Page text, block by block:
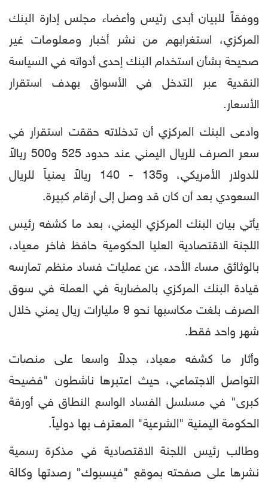
ووفقاً للبيان أبدى رئيس وأعضاء مجلس إدارة البنك
المركزي، استغرابهم من نشر أخبار ومعلومات غير
صحيحة بشأن استخدام البنك إحدى أدواته في السياسة
النقدية عبر التدخل في الأسواق بهدف استقرار
الأسعار.
وادعى البنك المركزي أن تدخلاته حققت استقرار في
سعر الصرف للريال اليمني عند حدود 525 و500 ريالاً
للدولار الأمريكي، و135 - 140 ريالاً يمنياً للريال
السعودي بعد أن كان قد وصل إلى أرقام كبيرة.
يأتي بيان البنك المركزي اليمني، بعد ما كشفه رئيس
اللجنة الاقتصادية العليا الحكومية حافظ فاخر معياد،
بالوثائق مساء الأحد، عن عمليات فساد منظم تمارسه
قيادة البنك المركزي بالمضاربة في العملة في سوق
الصرف بلغت مكاسبها نحو 9 مليارات ريال يمني خلال
شهر واحد فقط.
وأثار ما كشفه معياد، جدلاً واسعا على منصات
التواصل الاجتماعي، حيث اعتبرها ناشطون "فضيحة
كبرى" في مسلسل الفساد الواسع النطاق في أورقة
الحكومة اليمنية "الشرعية" المعترف بها دولياً.
وطالب رئيس اللجنة الاقتصادية في مذكرة رسمية
نشرها على صفحته بموقع "فيسبوك" رصدتها وكالة